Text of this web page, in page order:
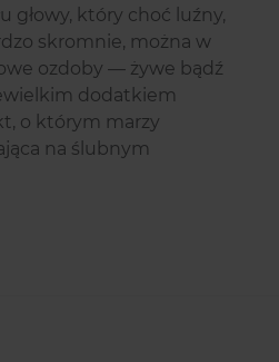
głowy, który choć luźny,
skromnie, można w
ozdoby — żywe bądź
dodatkiem
o którym marzy
na ślubnym